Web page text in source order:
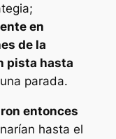
en
de la
pista hasta
parada.
entonces
hasta el